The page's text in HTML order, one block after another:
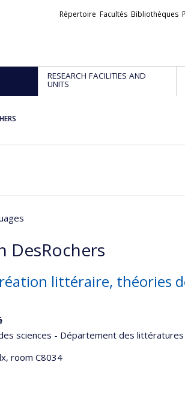
Liens
Répertoire Facultés Bibliothèques
RESEARCH FACILITIES AND
UNITS
DesRochers
littéraire, théories
sciences - Département des littératures
, room C8034